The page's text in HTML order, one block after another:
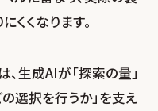
くなります。
生成AIが「探索の量」
選択を行うか」を支え